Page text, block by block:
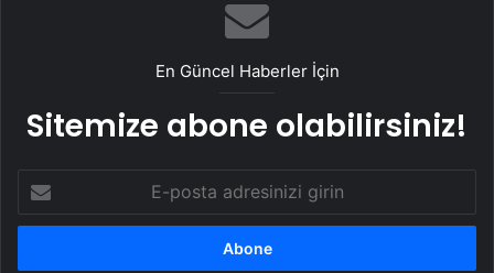
En Güncel Haberler İçin
Sitemize abone olabilirsiniz!
posta
adresinizi